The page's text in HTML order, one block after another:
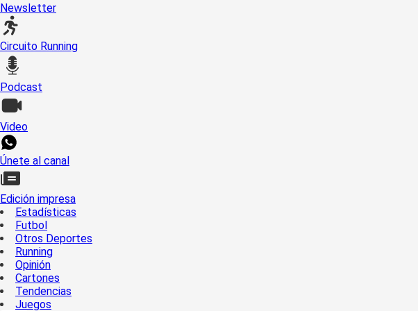
Newsletter
Circuito Running
Podcast
Video
Únete al canal
Edición impresa
Estadísticas
Futbol
Otros Deportes
Running
Opinión
Cartones
Tendencias
Juegos